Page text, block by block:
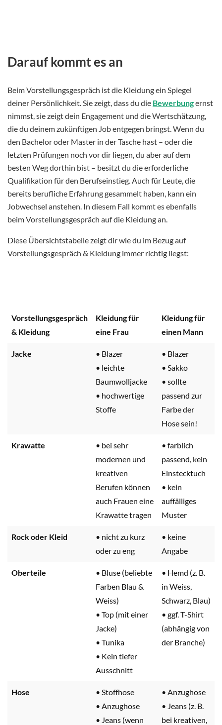
Darauf kommt es an
Beim Vorstellungsgespräch ist die Kleidung ein Spiegel
deiner Persönlichkeit. Sie zeigt, dass du die Bewerbungernst
nimmst, sie zeigt dein Engagement und die Wertschätzung,
die du deinem zukünftigen Job entgegen bringst. Wenn du
den Bachelor oder Master in der Tasche hast – oder die
letzten Prüfungen noch vor dir liegen, du aber auf dem
besten Weg dorthin bist – besitzt du die erforderliche
Qualifikation für den Berufseinstieg. Auch für Leute, die
bereits berufliche Erfahrung gesammelt haben, kann ein
Jobwechsel anstehen. In diesem Fall kommt es ebenfalls
beim Vorstellungsgespräch auf die Kleidung an.
Diese Übersichtstabelle zeigt dir wie du im Bezug auf
Vorstellungsgespräch & Kleidung immer richtig liegst:
Vorstellungsgespräch
& Kleidung
Kleidung für
eine Frau
Kleidung für
einen Mann
Jacke
• Blazer
• leichte
Baumwolljacke
• hochwertige
Stoffe
• Blazer
• Sakko
• sollte
passend zur
Farbe der
Hose sein!
Krawatte
• bei sehr
modernen und
kreativen
Berufen können
auch Frauen eine
Krawatte tragen
• farblich
passend, kein
Einstecktuch
• kein
auffälliges
Muster
Rock oder Kleid
• nicht zu kurz
oder zu eng
• keine
Angabe
Oberteile
• Bluse (beliebte
Farben Blau &
Weiss)
• Top (mit einer
Jacke)
• Tunika
• Kein tiefer
Ausschnitt
• Hemd (z. B.
in Weiss,
Schwarz, Blau)
• ggf. T-Shirt
(abhängig von
der Branche)
Hose
• Stoffhose
• Anzughose
• Jeans (wenn
• Anzughose
• Jeans (z. B.
bei kreativen,